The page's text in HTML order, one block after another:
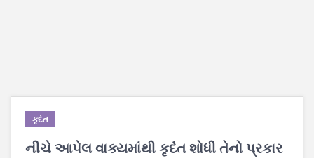
કૃદંત
નીચે આપેલ વાક્યમાંથી કૃદંત શોધી તેનો પ્રકાર